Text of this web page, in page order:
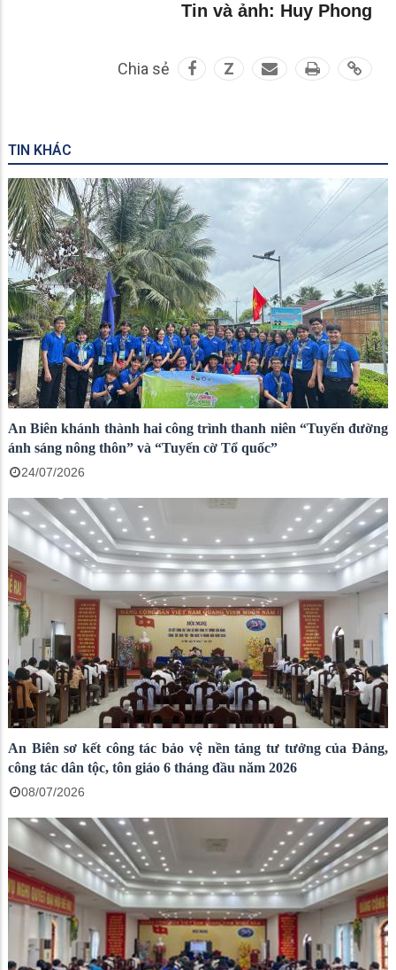
Tin và ảnh: Huy Phong
Chia sẻ Z
TIN KHÁC
An Biên khánh thành hai công trình thanh niên “Tuyến đường
ánh sáng nông thôn” và “Tuyến cờ Tổ quốc”
24/07/2026
An Biên sơ kết công tác bảo vệ nền tảng tư tưởng của Đảng,
công tác dân tộc, tôn giáo 6 tháng đầu năm 2026
08/07/2026